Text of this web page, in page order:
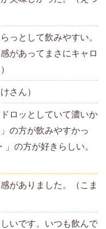
っとして飲みやすい。
があってまさにキャロ
さん）
ロッとしていて濃いか
の方が飲みやすかっ
の方が好きらしい。
がありました。（こま
いです。いつも飲んで